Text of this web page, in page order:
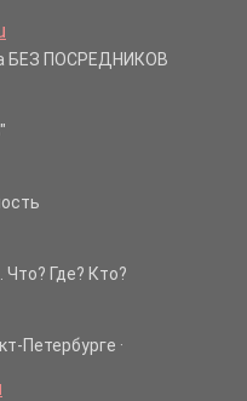
БЕЗ ПОСРЕДНИКОВ
Где? Кто?
Петербурге ·